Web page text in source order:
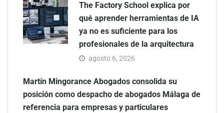
The Factory School explica por
qué aprender herramientas de IA
ya no es suficiente para los
profesionales de la arquitectura
agosto 6, 2026
Martín Mingorance Abogados consolida su
posición como despacho de abogados Málaga de
referencia para empresas y particulares